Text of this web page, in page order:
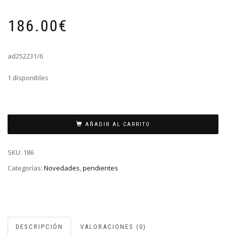
186.00€
ad252231/6
1 disponibles
FORMA
cantidad
AÑADIR AL CARRITO
SKU: 186
Categorías: Novedades,pendientes
DESCRIPCIÓN VALORACIONES (0)